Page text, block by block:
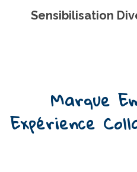
Sensibilisation
Marque
Expérience